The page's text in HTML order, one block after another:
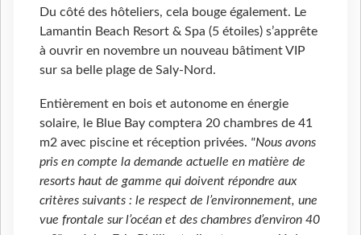
Du côté des hôteliers, cela bouge également. Le
Lamantin Beach Resort & Spa (5 étoiles) s’apprête
à ouvrir en novembre un nouveau bâtiment VIP
sur sa belle plage de Saly-Nord.
Entièrement en bois et autonome en énergie
solaire, le Blue Bay comptera 20 chambres de 41
m2 avec piscine et réception privées. "Nous avons
pris en compte la demande actuelle en matière de
resorts haut de gamme qui doivent répondre aux
critères suivants : le respect de l’environnement, une
vue frontale sur l’océan et des chambres d’environ 40